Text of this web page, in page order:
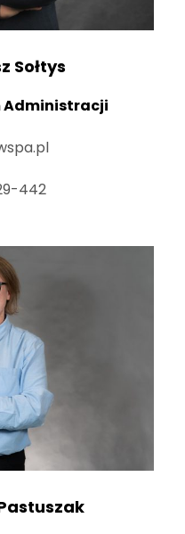
Sołtys
Administracji
442